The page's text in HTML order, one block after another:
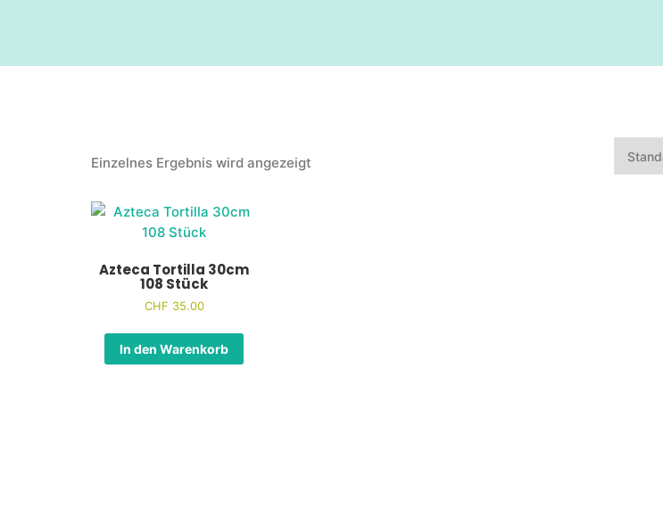
Einzelnes Ergebnis wird angezeigt
Azteca Tortilla 30cm
108 Stück
CHF 35.00
In den Warenkorb